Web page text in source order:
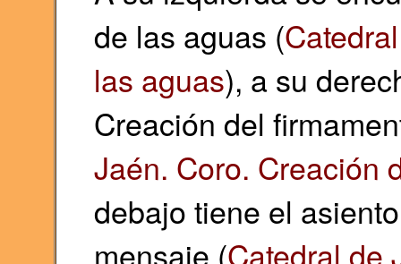
de las aguas (
las aguas), a su
Creación del
Jaén. Coro. Creación
debajo tiene el
mensaje (Catedral de